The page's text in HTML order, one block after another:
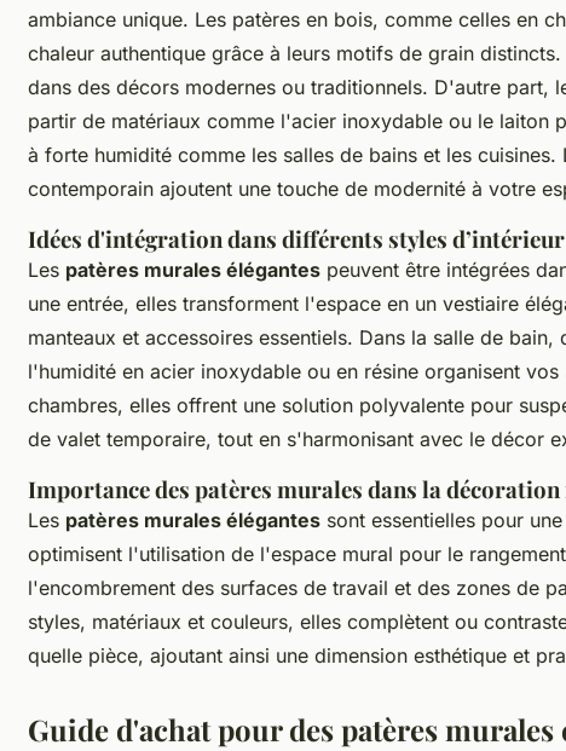
ambiance unique. Les patères en bois, comme celles en
chaleur authentique grâce à leurs motifs de grain
dans des décors modernes ou traditionnels. D'autre part,
partir de matériaux comme l'acier inoxydable ou le laiton
à forte humidité comme les salles de bains et les
contemporain ajoutent une touche de modernité à votre
Idées d'intégration dans différents styles d’intérieur
Les patères murales élégantes peuvent être intégrées
une entrée, elles transforment l'espace en un vestiaire
manteaux et accessoires essentiels. Dans la salle de bain,
l'humidité en acier inoxydable ou en résine organisent
chambres, elles offrent une solution polyvalente pour
de valet temporaire, tout en s'harmonisant avec le décor
Importance des patères murales dans la
Les patères murales élégantes sont essentielles pour
optimisent l'utilisation de l'espace mural pour le
l'encombrement des surfaces de travail et des zones de
styles, matériaux et couleurs, elles complètent ou
quelle pièce, ajoutant ainsi une dimension esthétique et
Guide d'achat pour des patères murales